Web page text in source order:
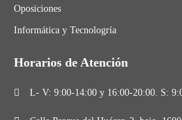
Oposiciones
Informática y Tecnologría
Horarios de Atención
L- V: 9:00-14:00 y 16:00-20:00. S: